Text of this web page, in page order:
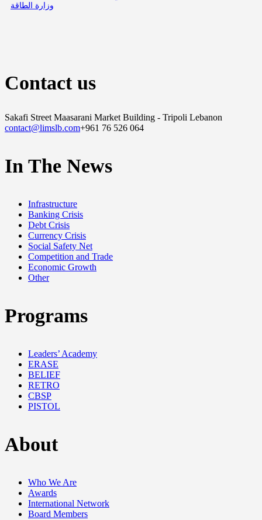
وزارة الطاقة
Contact us
Sakafi Street Maasarani Market Building - Tripoli Lebanon
contact@limslb.com+961 76 526 064
In The News
Infrastructure
Banking Crisis
Debt Crisis
Currency Crisis
Social Safety Net
Competition and Trade
Economic Growth
Other
Programs
Leaders’ Academy
ERASE
BELIEF
RETRO
CBSP
PISTOL
About
Who We Are
Awards
International Network
Board Members